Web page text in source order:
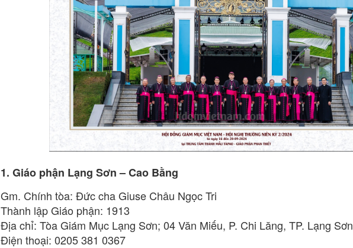
1. Giáo phận Lạng Sơn – Cao Bằng
Gm. Chính tòa: Đức cha Giuse Châu Ngọc Tri
Thành lập Giáo phận: 1913
Địa chỉ: Tòa Giám Mục Lạng Sơn; 04 Văn Miếu, P. Chi Lăng, TP. Lạng Sơn
Điện thoại: 0205 381 0367